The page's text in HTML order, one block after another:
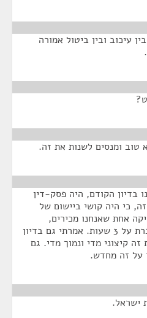
עיכוב ובין ביטול אמורה
טוב ומנסים לשנות את זה.
בדיון הקודם, היה פסק-דין
כי היה קושי ביישום של
אחת שאנחנו מכירים,
שנמצאת כיום בערעור, שמדברת על 3 שעות. אמרתי גם בדיון
סבורה ש-3 שעות זה קיצוני מדי ונמוך מדי. גם
על זה מחדש.
ישראל.